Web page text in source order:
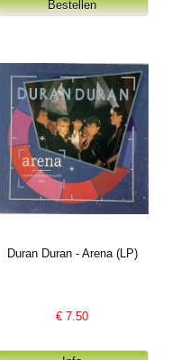
Duran Duran - Arena (LP)
€7.50